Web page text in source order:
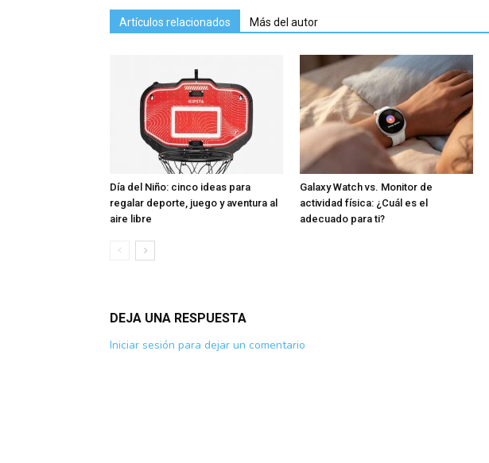
Artículos relacionados Más del autor
Día del Niño: cinco ideas para
regalar deporte, juego y aventura al
aire libre
Galaxy Watch vs. Monitor de
actividad física: ¿Cuál es el
adecuado para ti?
DEJA UNA RESPUESTA
Iniciar sesión para dejar un comentario